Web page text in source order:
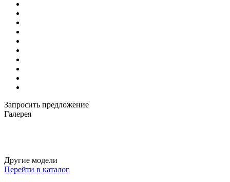
Запросить предложение
Галерея
Другие модели
Перейти в каталог